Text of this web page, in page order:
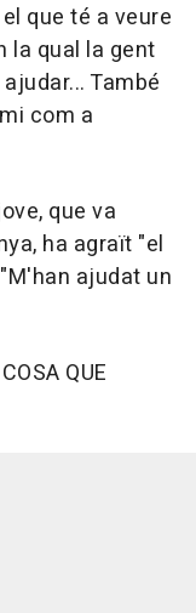
que té a veure
la qual la gent
També
com a
que va
ha agraït "el
ajudat un
QUE